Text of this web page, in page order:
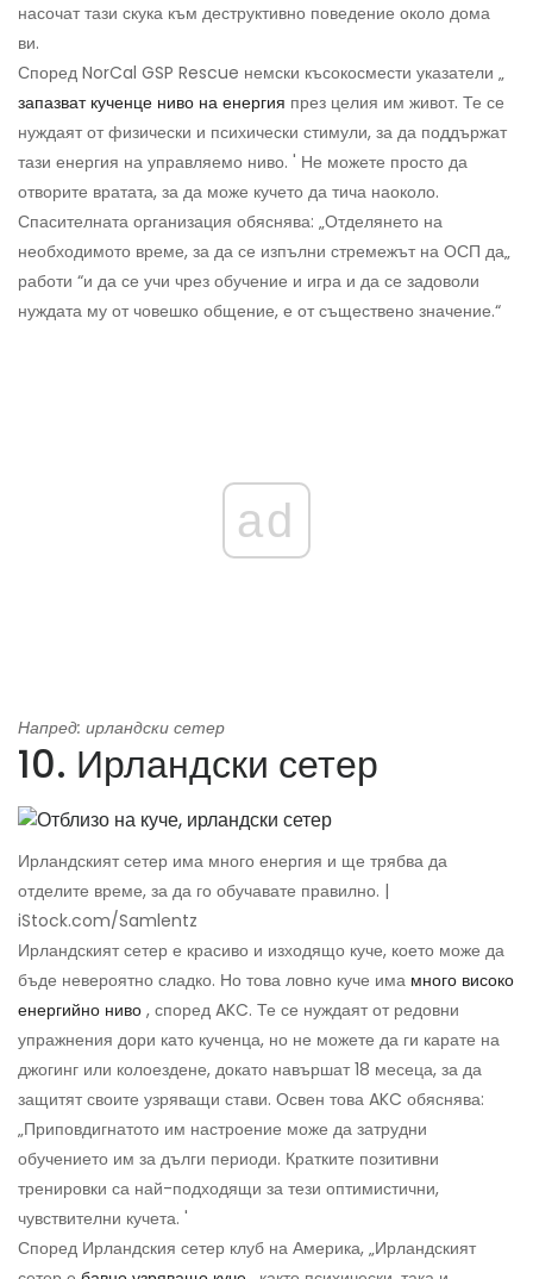
насочат тази скука към деструктивно поведение около дома
ви.
Според NorCal GSP Rescue немски късокосмести указатели „
запазват кученце ниво на енергия през целия им живот. Те се
нуждаят от физически и психически стимули, за да поддържат
тази енергия на управляемо ниво. ' Не можете просто да
отворите вратата, за да може кучето да тича наоколо.
Спасителната организация обяснява: „Отделянето на
необходимото време, за да се изпълни стремежът на ОСП да„
работи “и да се учи чрез обучение и игра и да се задоволи
нуждата му от човешко общение, е от съществено значение.“
ad
Напред: ирландски сетер
10. Ирландски сетер
Ирландският сетер има много енергия и ще трябва да
отделите време, за да го обучавате правилно. |
iStock.com/Samlentz
Ирландският сетер е красиво и изходящо куче, което може да
бъде невероятно сладко. Но това ловно куче има много високо
енергийно ниво , според AKC. Те се нуждаят от редовни
упражнения дори като кученца, но не можете да ги карате на
джогинг или колоездене, докато навършат 18 месеца, за да
защитят своите узряващи стави. Освен това AKC обяснява:
„Приповдигнатото им настроение може да затрудни
обучението им за дълги периоди. Кратките позитивни
тренировки са най-подходящи за тези оптимистични,
чувствителни кучета. '
Според Ирландския сетер клуб на Америка, „Ирландският